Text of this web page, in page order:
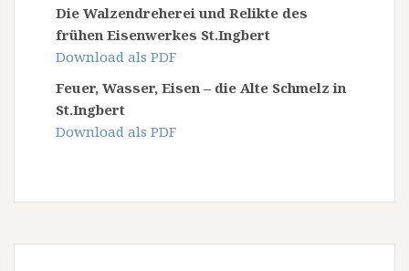
Die Walzendreherei und Relikte des
frühen Eisenwerkes St.Ingbert
Download als PDF
Feuer, Wasser, Eisen – die Alte Schmelz in
St.Ingbert
Download als PDF